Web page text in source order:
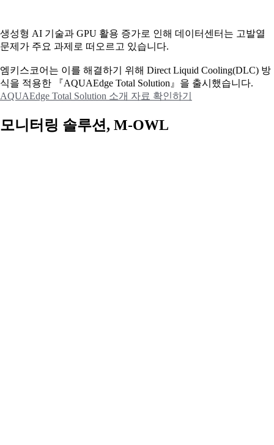
생성형 AI 기술과 GPU 활용 증가로 인해 데이터센터는 고발열
문제가 주요 과제로 떠오르고 있습니다.
엠키스코어는 이를 해결하기 위해 Direct Liquid Cooling(DLC) 방
식을 적용한 『AQUAEdge Total Solution』을 출시했습니다.
AQUAEdge Total Solution 소개 자료 확인하기
모니터링 솔루션, M-OWL